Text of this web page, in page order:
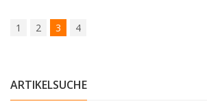
1 2 3 4
ARTIKELSUCHE